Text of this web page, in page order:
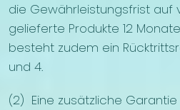
die Gewährleistungsfrist auf
gelieferte Produkte 12
besteht zudem ein
und 4.
(2) Eine zusätzliche